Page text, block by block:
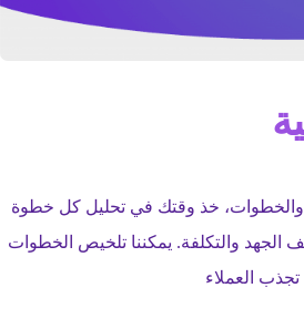
والخطوات، خذ وقتك في تحليل كل خطوة
الجهد والتكلفة. يمكننا تلخيص الخطوات
تجذب العملاء